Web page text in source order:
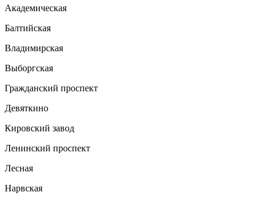
Академическая
Балтийская
Владимирская
Выборгская
Гражданский проспект
Девяткино
Кировский завод
Ленинский проспект
Лесная
Нарвская